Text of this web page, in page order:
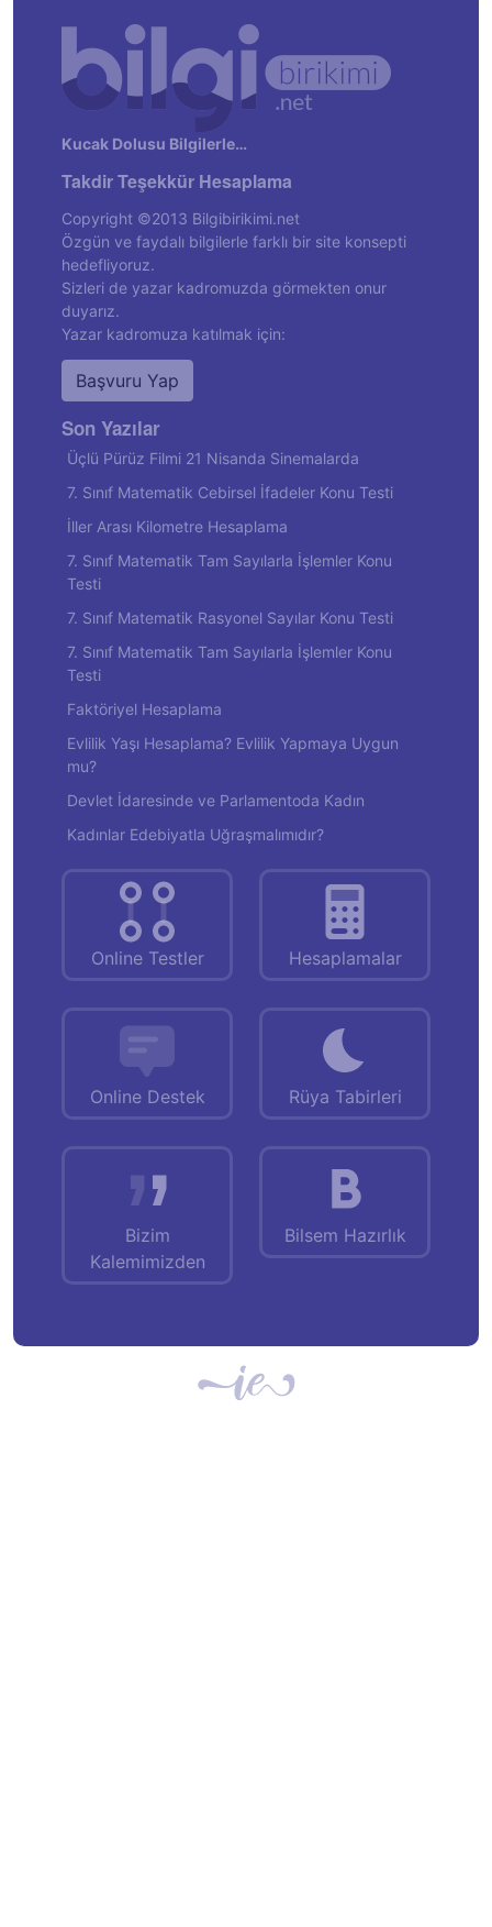
Kucak Dolusu Bilgilerle…
Takdir Teşekkür Hesaplama
Copyright ©2013 Bilgibirikimi.net
Özgün ve faydalı bilgilerle farklı bir site konsepti
hedefliyoruz.
Sizleri de yazar kadromuzda görmekten onur
duyarız.
Yazar kadromuza katılmak için:
Başvuru Yap
Son Yazılar
Üçlü Pürüz Filmi 21 Nisanda Sinemalarda
7. Sınıf Matematik Cebirsel İfadeler Konu Testi
İller Arası Kilometre Hesaplama
7. Sınıf Matematik Tam Sayılarla İşlemler Konu
Testi
7. Sınıf Matematik Rasyonel Sayılar Konu Testi
7. Sınıf Matematik Tam Sayılarla İşlemler Konu
Testi
Faktöriyel Hesaplama
Evlilik Yaşı Hesaplama? Evlilik Yapmaya Uygun
mu?
Devlet İdaresinde ve Parlamentoda Kadın
Kadınlar Edebiyatla Uğraşmalımıdır?
Online Testler Hesaplamalar
Online Destek Rüya Tabirleri
Bizim
Kalemimizden
Bilsem Hazırlık